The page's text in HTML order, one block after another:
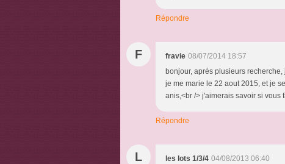
Répondre
F fravie 08/07/2014 18:57
bonjour, aprés plusieurs
je me marie le 22 aout 2015, et je
anis,<br /> j'aimerais savoir si vous
Répondre
L les lots 1/3/4 04/08/2013 06:40